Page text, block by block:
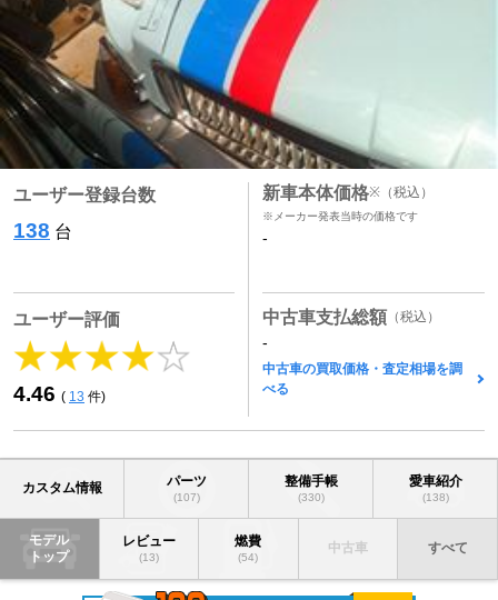
ユーザー登録台数
138 台
ユーザー評価
4.46 ( 13 件)
新車本体価格※ （税込）
※メーカー発表当時の価格です
-
中古車支払総額 （税込）
-
中古車の買取価格・査定相場を調
べる
カスタム情報 パーツ
(107)
整備手帳
(330)
愛車紹介
(138)
モデル
トップ
レビュー
(13)
燃費
(54)
中古車 すべて